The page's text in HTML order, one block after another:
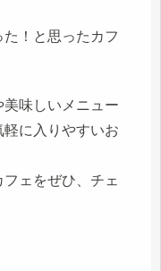
！と思ったカフ
味しいメニュー
に入りやすいお
ェをぜひ、チェ